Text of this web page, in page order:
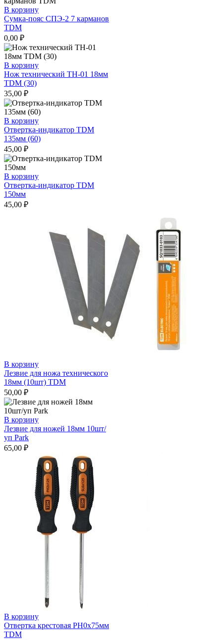
В корзину
Сумка-пояс СПЭ-2 7 карманов
TDM
0,00 ₽
В корзину
Нож технический ТН-01 18мм
TDM (30)
35,00 ₽
В корзину
Отвертка-индикатор TDM
135мм (60)
45,00 ₽
В корзину
Отвертка-индикатор TDM
150мм
45,00 ₽
В корзину
Лезвие для ножа технического
18мм (10шт) TDM
50,00 ₽
В корзину
Лезвие для ножей 18мм 10шт/
уп Park
65,00 ₽
В корзину
Отвертка крестовая РН0х75мм
TDM